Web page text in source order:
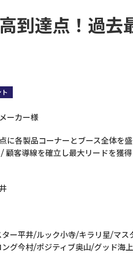
動画制作
到達点！過去
ーカー様
に各製品コーナーとブース全体を盛
顧客導線を確立し最大リードを獲
ー平井/ルック小寺/キラリ星/マス
グ今村/ポジティブ奥山/グッド海上